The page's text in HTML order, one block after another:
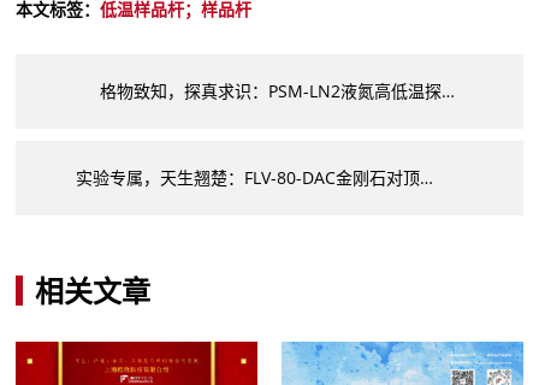
本文标签：低温样品杆；样品杆
格物致知，探真求识：PSM-LN2液氮高低温探针台
实验专属，天生翘楚：FLV-80-DAC金刚石对顶砧连续流低温恒温器
相关文章